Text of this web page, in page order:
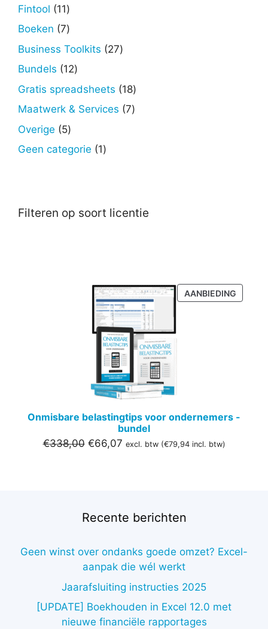
Fintool 1111
producten
Boeken 77
producten
Business Toolkits 2727
Bundels 1212
producten
Gratis spreadsheets 1818
producten
Maatwerk & Services 77
Overige 55
producten
Geen categorie 11
Filteren op soort licentie
AANBIEDING
IN
Onmisbare belastingtips voor ondernemers -
bundel
€338,00 Oorspronkelijke
€66,07Huidige
excl. btw (€79,94incl. btw)
Recente berichten
Geen winst over ondanks goede omzet? Excel-
aanpak die wél werkt
Jaarafsluiting instructies 2025
[UPDATE] Boekhouden in Excel 12.0 met
nieuwe financiële rapportages